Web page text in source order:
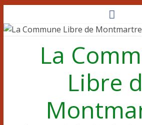
au
contenu
La
Libre